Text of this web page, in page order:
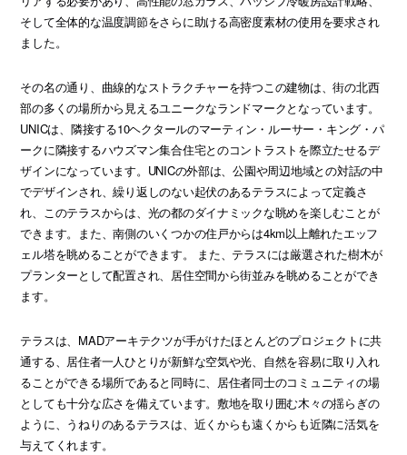
そして全体的な温度調節をさらに助ける高密度素材の使用を要求され
ました。
その名の通り、曲線的なストラクチャーを持つこの建物は、街の北西
部の多くの場所から見えるユニークなランドマークとなっています。
UNICは、隣接する10ヘクタールのマーティン・ルーサー・キング・パ
ークに隣接するハウズマン集合住宅とのコントラストを際立たせるデ
ザインになっています。UNICの外部は、公園や周辺地域との対話の中
でデザインされ、繰り返しのない起伏のあるテラスによって定義さ
れ、このテラスからは、光の都のダイナミックな眺めを楽しむことが
できます。また、南側のいくつかの住戸からは4km以上離れたエッフ
ェル塔を眺めることができます。 また、テラスには厳選された樹木が
プランターとして配置され、居住空間から街並みを眺めることができ
ます。
テラスは、MADアーキテクツが手がけたほとんどのプロジェクトに共
通する、居住者一人ひとりが新鮮な空気や光、自然を容易に取り入れ
ることができる場所であると同時に、居住者同士のコミュニティの場
としても十分な広さを備えています。敷地を取り囲む木々の揺らぎの
ように、うねりのあるテラスは、近くからも遠くからも近隣に活気を
与えてくれます。